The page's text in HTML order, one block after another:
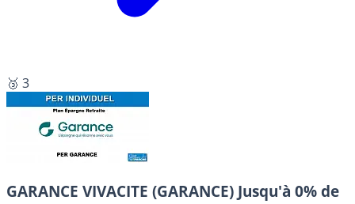
🥉 3
GARANCE VIVACITE (GARANCE) Jusqu'à 0% de